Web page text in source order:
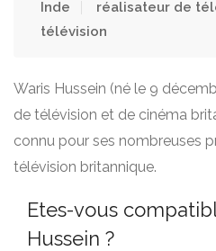
Inde
réalisateur de
télévision
Waris Hussein (né le 9
de télévision et de cinéma
connu pour ses nombreuses
télévision britannique.
Etes-vous
Hussein ?